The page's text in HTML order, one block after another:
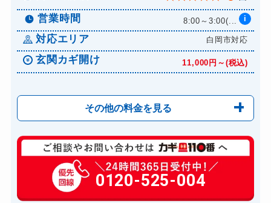
営業時間 8:00～3:00(... i
対応エリア 白岡市対応
玄関カギ開け 11,000円～(税込)
その他の料金を見る
玄関カギ修理 6,600円～(税込)
玄関カギ交換 14,300円～(税込)
車カギ開け 13,200円～(税込)
0120-525-004